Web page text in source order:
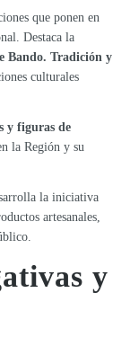
que ponen en
Destaca la
Bando. Tradición y
culturales
y figuras de
la Región y su
la iniciativa
artesanales,
y